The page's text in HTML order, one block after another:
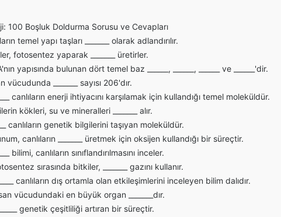
100 Boşluk Doldurma Sorusu ve Cevapları
temel yapı taşları _______ olarak adlandırılır.
fotosentez yaparak _______ üretirler.
yapısında bulunan dört temel baz ______, ______, ______ ve ______'dir.
vücudunda _______ sayısı 206'dır.
canlıların enerji ihtiyacını karşılamak için kullandığı temel moleküldür.
kökleri, su ve mineralleri _______ alır.
canlıların genetik bilgilerini taşıyan moleküldür.
canlıların _______ üretmek için oksijen kullandığı bir süreçtir.
bilimi, canlıların sınıflandırılmasını inceler.
sırasında bitkiler, _______ gazını kullanır.
canlıların dış ortamla olan etkileşimlerini inceleyen bilim dalıdır.
vücudundaki en büyük organ _______dır.
genetik çeşitliliği artıran bir süreçtir.